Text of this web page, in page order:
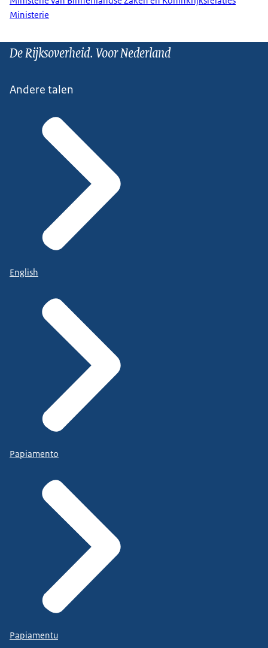
Ministerie
De Rijksoverheid. Voor Nederland
Andere talen
English
Papiamento
Papiamentu